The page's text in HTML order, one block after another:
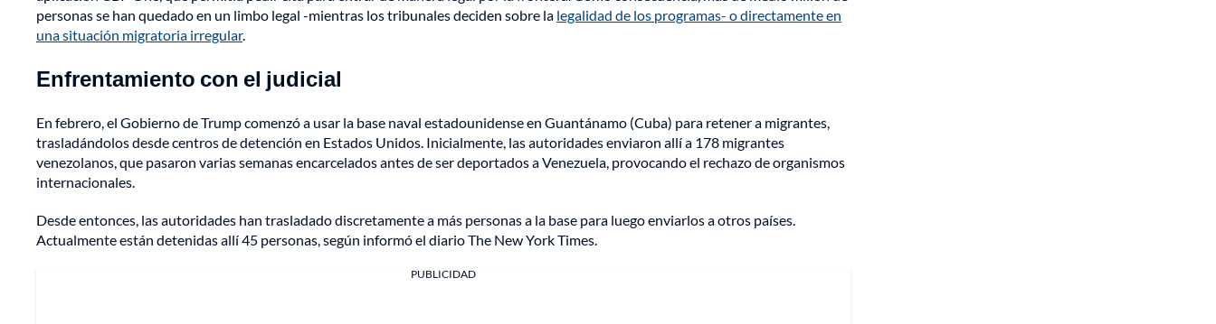
personas se han quedado en un limbo legal -mientras los tribunales deciden sobre la legalidad de los programas- o directamente en
una situación migratoria irregular.
Enfrentamiento con el judicial
En febrero, el Gobierno de Trump comenzó a usar la base naval estadounidense en Guantánamo (Cuba) para retener a migrantes,
trasladándolos desde centros de detención en Estados Unidos. Inicialmente, las autoridades enviaron allí a 178 migrantes
venezolanos, que pasaron varias semanas encarcelados antes de ser deportados a Venezuela, provocando el rechazo de organismos
internacionales.
Desde entonces, las autoridades han trasladado discretamente a más personas a la base para luego enviarlos a otros países.
Actualmente están detenidas allí 45 personas, según informó el diario The New York Times.
PUBLICIDAD